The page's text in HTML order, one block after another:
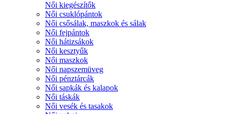
Női kiegészítők
Női csuklópántok
Női csősálak, maszkok és sálak
Női fejpántok
Női hátizsákok
Női kesztyűk
Női maszkok
Női napszemüveg
Női pénztárcák
Női sapkák és kalapok
Női táskák
Női vesék és tasakok